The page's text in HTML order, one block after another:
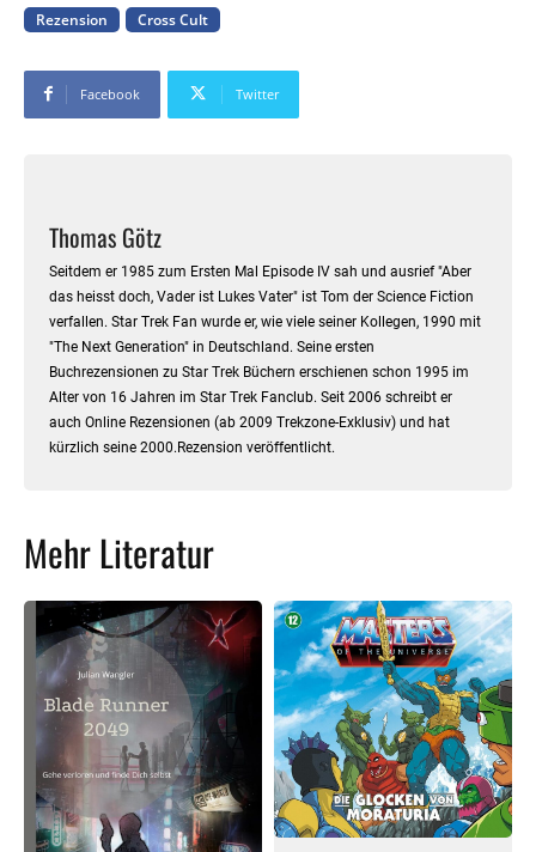
Rezension Cross Cult
Facebook Twitter
Thomas Götz
Seitdem er 1985 zum Ersten Mal Episode IV sah und ausrief "Aber
das heisst doch, Vader ist Lukes Vater" ist Tom der Science Fiction
verfallen. Star Trek Fan wurde er, wie viele seiner Kollegen, 1990 mit
"The Next Generation" in Deutschland. Seine ersten
Buchrezensionen zu Star Trek Büchern erschienen schon 1995 im
Alter von 16 Jahren im Star Trek Fanclub. Seit 2006 schreibt er
auch Online Rezensionen (ab 2009 Trekzone-Exklusiv) und hat
kürzlich seine 2000.Rezension veröffentlicht.
Mehr Literatur